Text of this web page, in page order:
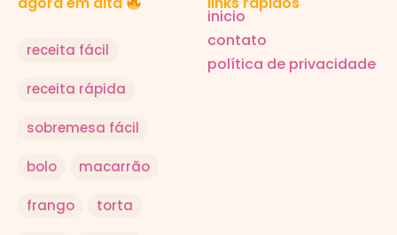
receita fácil
receita rápida
sobremesa fácil
bolo macarrão
frango torta
inicio
contato
política de privacidade